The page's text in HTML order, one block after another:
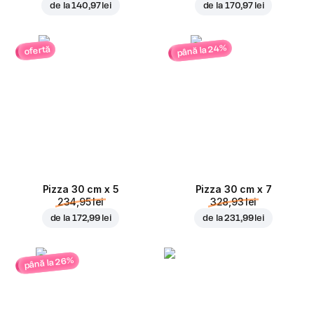
de la140,97 lei de la 170,97 lei
ofertă
Pizza 30 cm x 5
234,95 lei
de la 172,99 lei
până la 24%
Pizza 30 cm x 7
328,93 lei
de la231,99 lei
până la 26%